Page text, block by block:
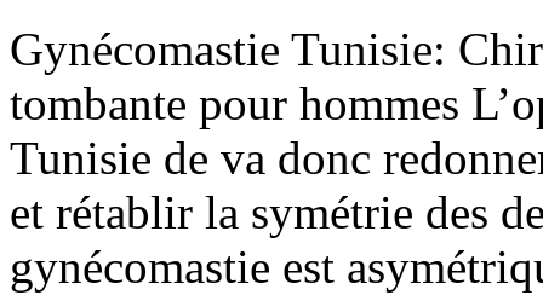
Gynécomastie Tunisie:
tombante pour hommes
Tunisie de va donc
et rétablir la symétrie des
gynécomastie est